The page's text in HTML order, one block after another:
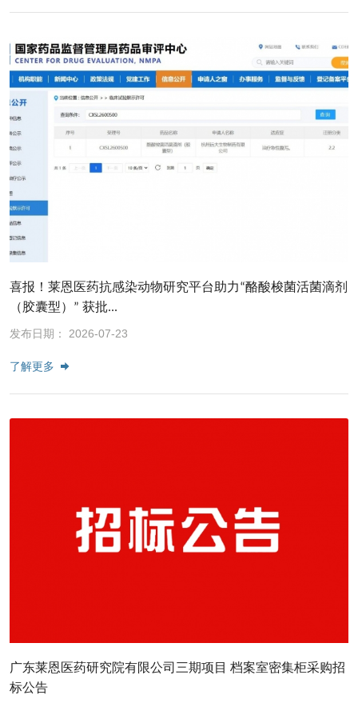
喜报！莱恩医药抗感染动物研究平台助力“酪酸梭菌活菌滴剂
（胶囊型）” 获批...
发布日期： 2026-07-23
了解更多
广东莱恩医药研究院有限公司三期项目 档案室密集柜采购招
标公告